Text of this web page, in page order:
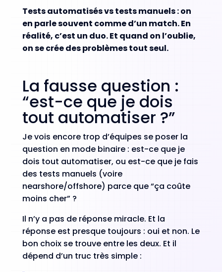
Tests automatisés vs tests manuels : on
en parle souvent comme d’un match. En
réalité, c’est un duo. Et quand on l’oublie,
on se crée des problèmes tout seul.
La fausse question :
“est-ce que je dois
tout automatiser ?”
Je vois encore trop d’équipes se poser la
question en mode binaire : est-ce que je
dois tout automatiser, ou est-ce que je fais
des tests manuels (voire
nearshore/offshore) parce que “ça coûte
moins cher” ?
Il n’y a pas de réponse miracle. Et la
réponse est presque toujours : oui et non. Le
bon choix se trouve entre les deux. Et il
dépend d’un truc très simple :